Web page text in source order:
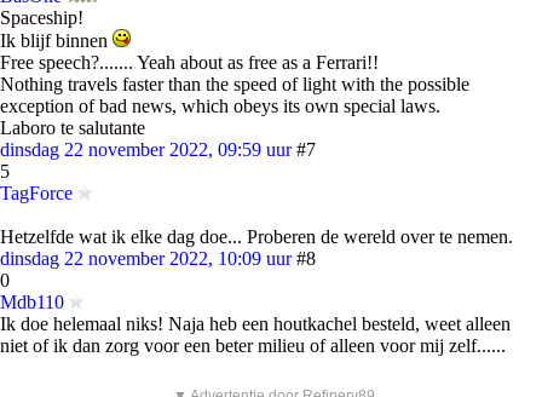
Spaceship!
Ik blijf binnen
Free speech?....... Yeah about as free as a Ferrari!!
Nothing travels faster than the speed of light with the possible
exception of bad news, which obeys its own special laws.
Laboro te salutante
dinsdag 22 november 2022, 09:59 uur #7
5
TagForce
Hetzelfde wat ik elke dag doe... Proberen de wereld over te nemen.
dinsdag 22 november 2022, 10:09 uur #8
0
Mdb110
Ik doe helemaal niks! Naja heb een houtkachel besteld, weet alleen
niet of ik dan zorg voor een beter milieu of alleen voor mij zelf......